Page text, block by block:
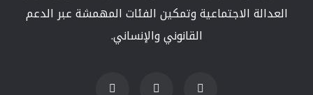
العدالة الاجتماعية وتمكين الفئات المهمشة عبر الدعم
القانوني والإنساني.